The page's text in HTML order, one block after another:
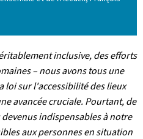
inclusive, des efforts
– nous avons tous une
loi sur l'accessibilité des lieux
avancée cruciale. Pourtant, de
indispensables à notre
aux personnes en situation